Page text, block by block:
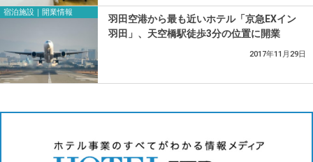
宿泊施設｜開業情報
羽田空港から最も近いホテル「京急EXイン
羽田」、天空橋駅徒歩3分の位置に開業
2017年11月29日